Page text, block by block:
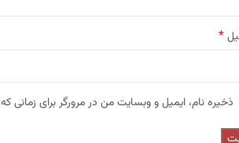
*
ذخیره نام، ایمیل و وبسایت من در مرورگر برای زمانی